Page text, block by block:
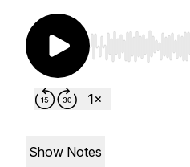
Use Left/Right
Show Notes